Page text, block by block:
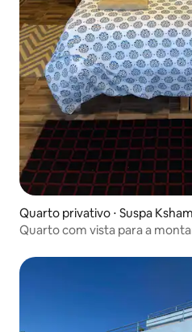
Quarto privativo ⋅ Suspa
Quarto com vista para a